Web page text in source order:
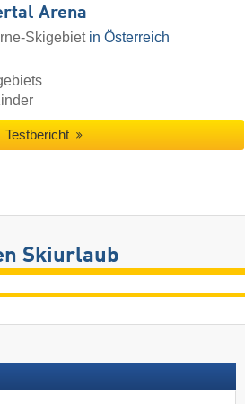
Arena
Skigebiet in Österreich
Testbericht
Skiurlaub